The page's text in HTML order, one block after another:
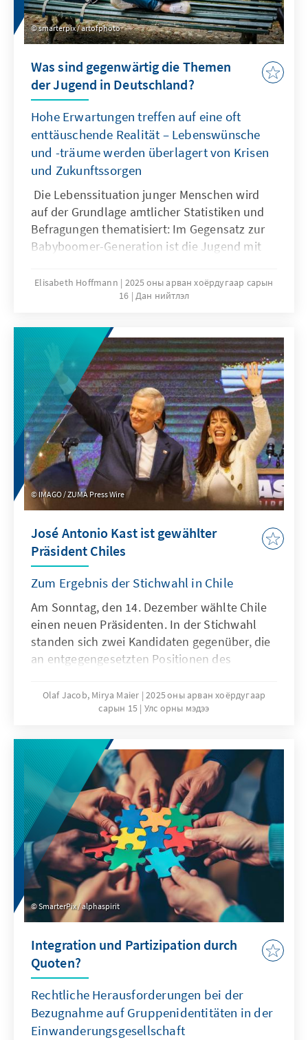
weit über Tschechien hinaus Bedeutung: Für
Mitteleuropa stellt sich die Frage, ob Prag
künftig stärker den Kurs Brüssels oder jenen
könnte die neue Regierung zu einem
Belastungstest für die demokratischen
Institutionen des Landes werden, die in den
vergangenen Jahren bis heute stabile Säulen
der politischen Ordnung sind.
smarterpix / artofphoto
Was sind gegenwärtig die Themen
der Jugend in Deutschland?
Hohe Erwartungen treffen auf eine oft
enttäuschende Realität – Lebenswünsche
und -träume werden überlagert von Krisen
und Zukunftssorgen
Die Lebenssituation junger Menschen wird
auf der Grundlage amtlicher Statistiken und
Befragungen thematisiert: Im Gegensatz zur
Babyboomer-Generation ist die Jugend mit
konfrontiert. Sie reichen vom brüchig
gewordenen sozialen Aufstieg durch Bildung
deren Opfer in der Regel ebenfalls
Jugendliche sind.
Elisabeth Hoffmann
2025 оны арван хоёрдугаар сарын
16 Дан нийтлэл
IMAGO / ZUMA Press Wire
José Antonio Kast ist gewählter
Präsident Chiles
Zum Ergebnis der Stichwahl in Chile
Am Sonntag, den 14. Dezember wählte Chile
einen neuen Präsidenten. In der Stichwahl
standen sich zwei Kandidaten gegenüber, die
an entgegengesetzten Positionen des
Antonio Kast, Kandidat der ultrakonservativen
Partei Partido Republicano, und Jeannette
Linksbündnisses Unidad por Chile. Aus der
ersten Wahlrunde vom 16. November, bei der
insgesamt acht Kandidaten für das Amt des
Präsidenten antraten, waren Jara und Kast als
Sieger hervorgegangen, jedoch ohne die
notwendige absolute Mehrheit. In der
darauffolgenden Stichwahl am 14. Dezember
fiel nun die endgültige Entscheidung
zugunsten Kasts.
Olaf Jacob, Mirya Maier 2025 оны арван хоёрдугаар
сарын 15 Улс орны мэдээ
SmarterPix / alphaspirit
Integration und Partizipation durch
Quoten?
Rechtliche Herausforderungen bei der
Bezugnahme auf Gruppenidentitäten in der
Einwanderungsgesellschaft